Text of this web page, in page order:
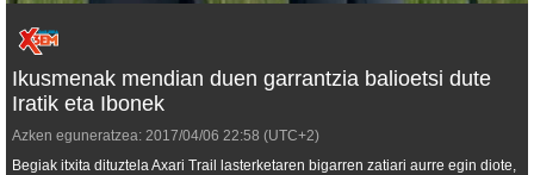
Ikusmenak mendian duen garrantzia balioetsi dute
Iratik eta Ibonek
Azken eguneratzea: 2017/04/06 22:58 (UTC+2)
Begiak itxita dituztela Axari Trail lasterketaren bigarren zatiari aurre egin diote,